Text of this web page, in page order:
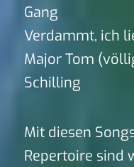
Gang
Verdammt, ich
Major Tom
Schilling
Mit diesen
Repertoire sind